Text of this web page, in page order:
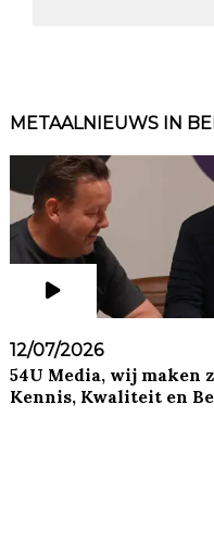
METAALNIEUWS IN
12/07/2026
54U Media, wij maken
Kennis, Kwaliteit en